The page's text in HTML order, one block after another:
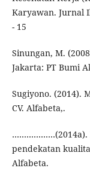
Karyawan. Jurnal
- 15
Sinungan, M.
Jakarta: PT Bumi
Sugiyono. (2014).
CV. Alfabeta,.
………………(2014a).
pendekatan
Alfabeta.